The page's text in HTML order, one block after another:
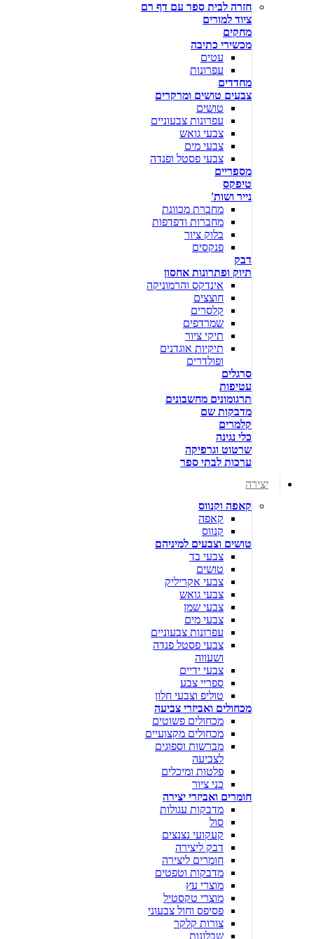
חזרה לבית ספר עם דף רם
ציוד למורים
מחקים
מכשירי כתיבה
עטים
עפרונות
מחדדים
צבעים טושים ומרקרים
טושים
עפרונות צבעוניים
צבעי גואש
צבעי מים
צבעי פסטל ופנדה
מספריים
טיפקס
נייר ושות'
מחברת מכוונת
מחברות ודפדפות
בלוק ציור
פנקסים
דבק
תיוק ופתרונות אחסון
אינדקס והרמוניקה
חוצצים
קלסרים
שמרדפים
תיקי ציור
תיקיות אוגדנים
ופולדרים
סרגלים
עטיפות
תרגומונים מחשבונים
מדבקות שם
קלמרים
כלי נגינה
שרטוט וגרפיקה
ערכות לבתי ספר
יצירה
קאפה וקנווס
קאפה
קנווס
טושים וצבעים למיניהם
צבעי בד
טושים
צבעי אקריליק
צבעי גואש
צבעי שמן
צבעי מים
עפרונות צבעוניים
צבעי פסטל פנדה
ושעווה
צבעי ידיים
ספריי צבע
טוליפ וצבעי חלון
מכחולים ואביזרי צביעה
מכחולים פשוטים
מכחולים מקצועיים
מברשות וספוגים
לצביעה
פלטות ומיכלים
כני ציור
חומרים ואביזרי יצירה
מדבקות עגולות
סול
קעקועי נצנצים
דבק ליצירה
חומרים ליצירה
מדבקות וטפטים
מוצרי עץ
מוצרי טקסטיל
פסיפס וחול צבעוני
צורות קלקר
שבלונות